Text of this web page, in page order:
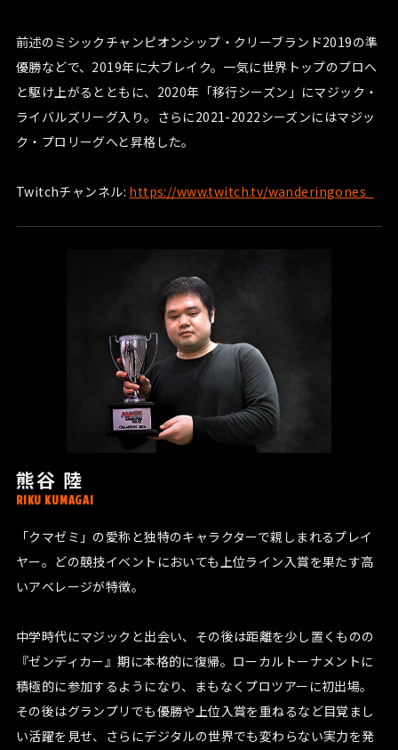
前述のミシックチャンピオンシップ・クリーブランド2019の準
優勝などで、2019年に大ブレイク。一気に世界トップのプロへ
と駆け上がるとともに、2020年「移行シーズン」にマジック・
ライバルズリーグ入り。さらに2021-2022シーズンにはマジッ
ク・プロリーグへと昇格した。
Twitchチャンネル: https://www.twitch.tv/wanderingones_
熊谷 陸
RIKU KUMAGAI
「クマゼミ」の愛称と独特のキャラクターで親しまれるプレイ
ヤー。どの競技イベントにおいても上位ライン入賞を果たす高
いアベレージが特徴。
中学時代にマジックと出会い、その後は距離を少し置くものの
『ゼンディカー』期に本格的に復帰。ローカルトーナメントに
積極的に参加するようになり、まもなくプロツアーに初出場。
その後はグランプリでも優勝や上位入賞を重ねるなど目覚まし
い活躍を見せ、さらにデジタルの世界でも変わらない実力を発